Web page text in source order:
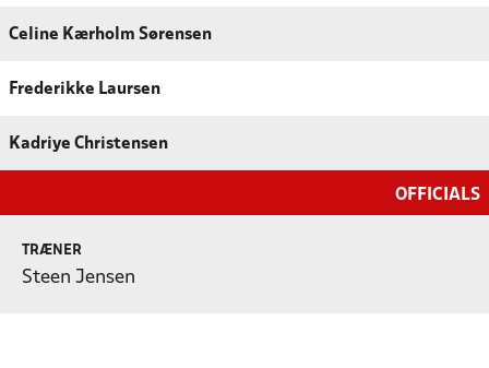
Celine Kærholm Sørensen
Frederikke Laursen
Kadriye Christensen
OFFICIALS
TRÆNER
Steen Jensen